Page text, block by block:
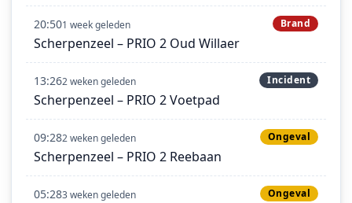
20:501 week geleden Brand
Scherpenzeel – PRIO 2 Oud Willaer
13:262 weken geleden Incident
Scherpenzeel – PRIO 2 Voetpad
09:282 weken geleden Ongeval
Scherpenzeel – PRIO 2 Reebaan
05:283 weken geleden Ongeval